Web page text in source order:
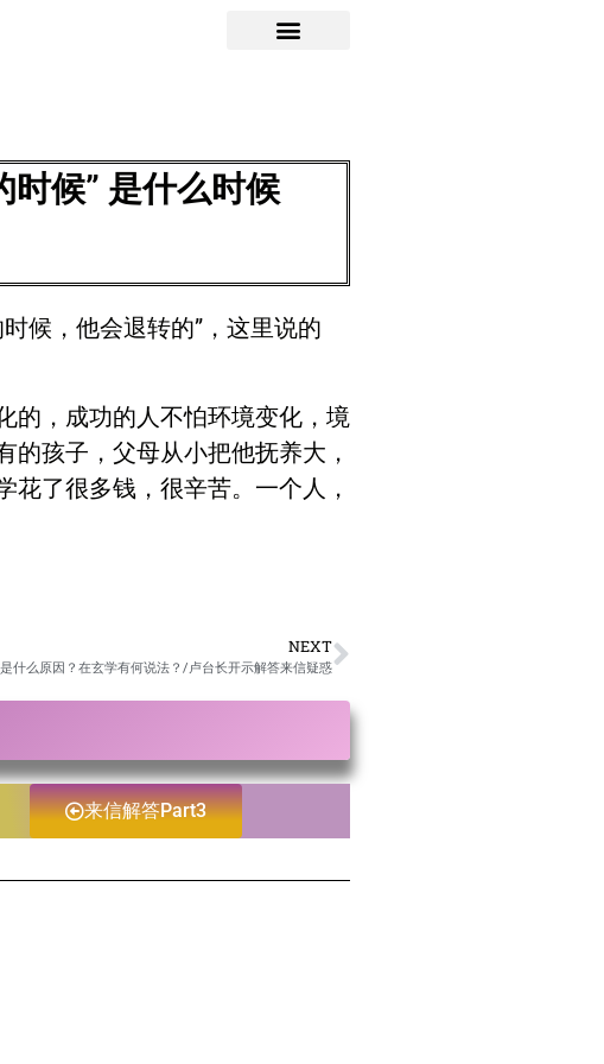
时候” 是什么时候
候，他会退转的”，这里说的
的，成功的人不怕环境变化，境
孩子，父母从小把他抚养大，
了很多钱，很辛苦。一个人，
NEXT
什么原因？在玄学有何说法？/卢台长开示解答来信疑惑
来信解答Part3